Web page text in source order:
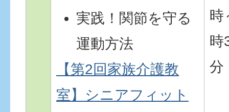
実践！関節を守る
運動方法
【第2回家族介護教
室】シニアフィット
時
時
分